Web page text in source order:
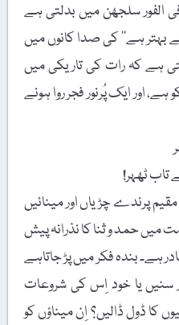
الفور سلجھن میں بدلتی ہے
بہتر ہے‘‘ کی صدا کانوں میں
ہے کہ رات کی تاریکی میں
اور ایک پُرنور فجر روا ہونے
ٹھہر!
پرندے چڑیاں اور مینائیں
حمد و ثنا کا نذرانہ پیش
ہے۔ بندہ فکر میں پڑ جاتاہے
سنیں یا خود اِس کی شروعات
کا ڈول ڈالیں؟ اِن میناؤں کو